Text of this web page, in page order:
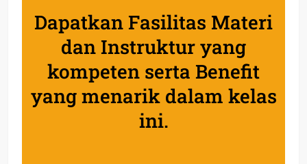
Dapatkan Fasilitas Materi
dan Instruktur yang
kompeten serta Benefit
yang menarik dalam kelas
ini.